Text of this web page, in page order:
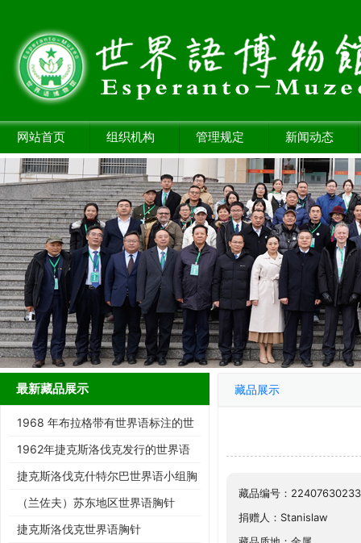
网站首页 组织机构 管理规定 新闻动态
最新藏品展示
1968 年布拉格带有世界语标注的世
界邮展邮票
1962年捷克斯洛伐克发行的世界语
展览邮票
捷克斯洛伐克什特尔巴世界语小组胸
针（兰佐夫）苏东地区世界语胸针
捷克斯洛伐克世界语胸针
藏品展示
藏品编号：
捐赠人：Stanislaw